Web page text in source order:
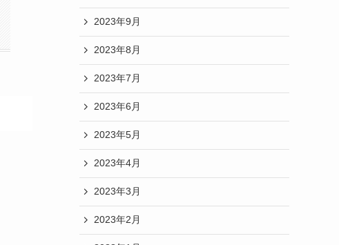
2023年9月
2023年8月
2023年7月
2023年6月
2023年5月
2023年4月
2023年3月
2023年2月